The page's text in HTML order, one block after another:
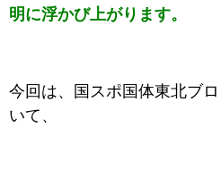
明に浮かび上がります。
今回は、 国スポ国体東北ブ
いて、